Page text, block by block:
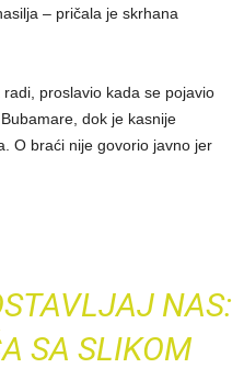
– pričala je skrhana
proslavio kada se pojavio
dok je kasnije
O braći nije govorio javno jer
NAS:
SA SLIKOM